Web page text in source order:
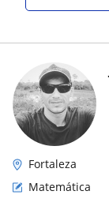
Fortaleza
Matemática